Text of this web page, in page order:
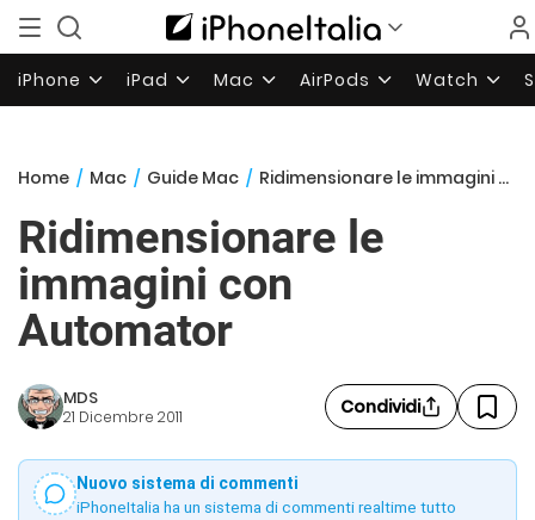
iPhone iPad Mac AirPods Watch
Home / Mac / Guide Mac / Ridimensionare le immagini con Automator
Ridimensionare le
immagini con
Automator
MDS
21 Dicembre 2011 Condividi
Nuovo sistema di commenti
iPhoneItalia ha un sistema di commenti realtime tutto